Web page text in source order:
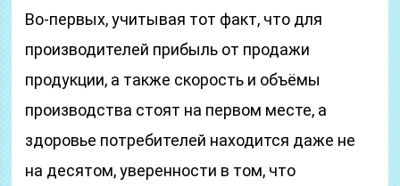
Во-первых, учитывая тот факт, что для
производителей прибыль от продажи
продукции, а также скорость и объёмы
производства стоят на первом месте, а
здоровье потребителей находится даже не
на десятом, уверенности в том, что